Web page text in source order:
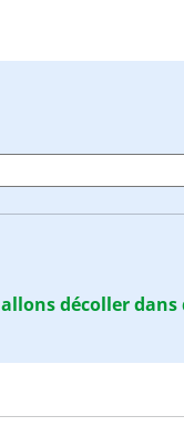
allonsdécollerdans